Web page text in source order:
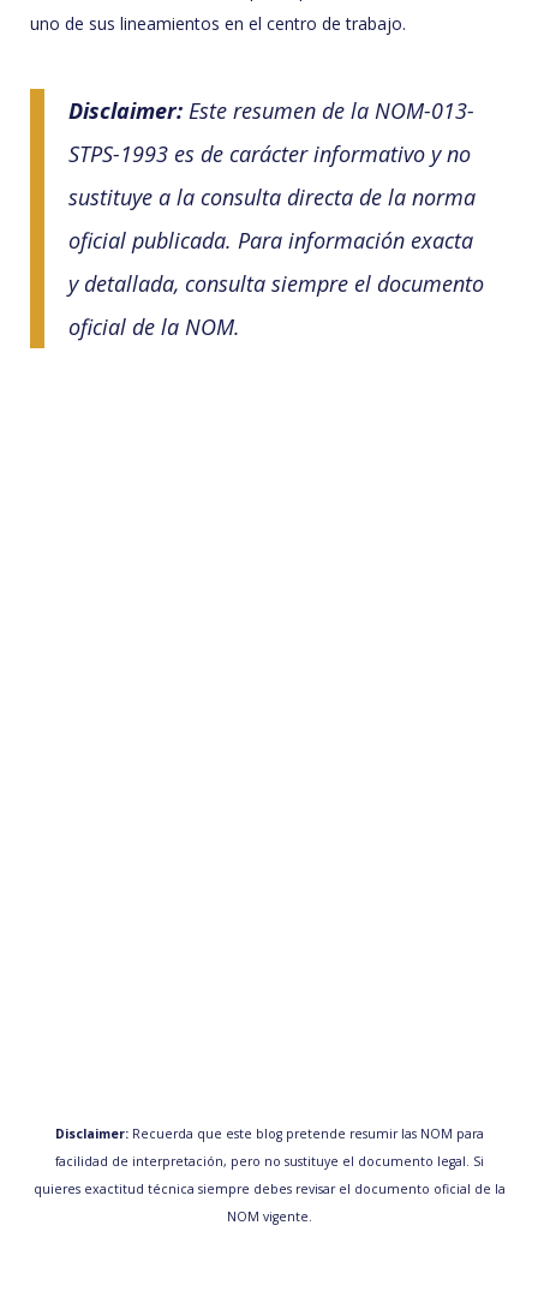
uno de sus lineamientos en el centro de trabajo.
Disclaimer: Este resumen de la NOM-013-
STPS-1993 es de carácter informativo y no
sustituye a la consulta directa de la norma
oficial publicada. Para información exacta
y detallada, consulta siempre el documento
oficial de la NOM.
Disclaimer: Recuerda que este blog pretende resumir las NOM para
facilidad de interpretación, pero no sustituye el documento legal. Si
quieres exactitud técnica siempre debes revisar el documento oficial de la
NOM vigente.